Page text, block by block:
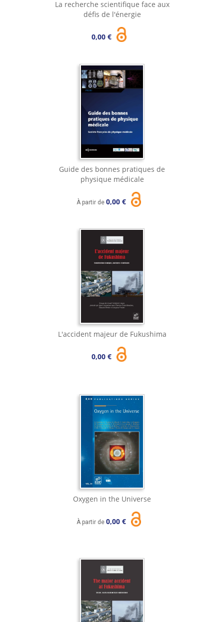
La recherche scientifique face aux
défis de l'énergie
0,00 €
Guide des bonnes pratiques de
physique médicale
À partir de 0,00 €
L'accident majeur de Fukushima
0,00 €
Oxygen in the Universe
À partir de 0,00 €